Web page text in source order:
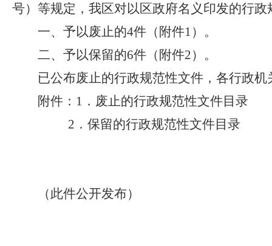
号）等规定，我区对以区政府名义印发的行
一、予以废止的4件（附件1）。
二、予以保留的6件（附件2）。
已公布废止的行政规范性文件，各行政
附件：1． 废止的行政规范性文件目录
2． 保留的行政规范性文件目录
（此件公开发布）